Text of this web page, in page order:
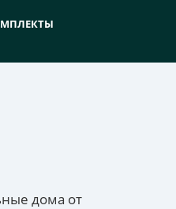
дома от